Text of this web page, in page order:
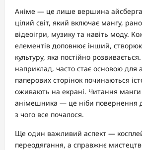
Аніме — це лише вершина
цілий світ, який включає мангу,
відеоігри, музику та навіть моду.
елементів доповнює інший,
культуру, яка постійно
наприклад, часто стає основою для
паперових сторінок починаються
оживають на екрані. Читання
анімешника — це ніби повернення
з чого все почалося.
Ще один важливий аспект —
переодягання, а справжнє